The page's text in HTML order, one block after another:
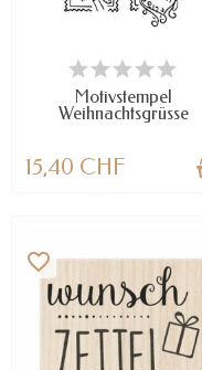
VERFÜGBAR
Motivstempel
Weihnachtsgrüsse
15,40 CHF
favorite_border